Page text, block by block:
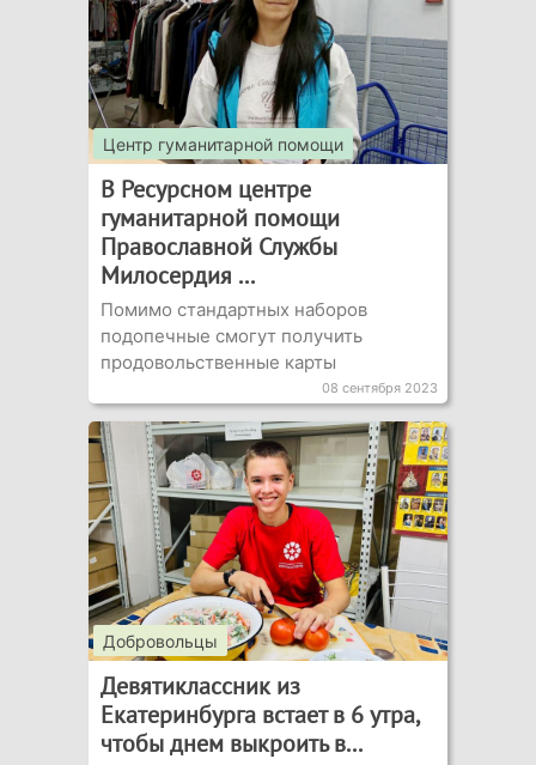
Центр гуманитарной помощи
В Ресурсном центре
гуманитарной помощи
Православной Службы
Милосердия ...
Помимо стандартных наборов
подопечные смогут получить
продовольственные карты
08 сентября 2023
Добровольцы
Девятиклассник из
Екатеринбурга встает в 6 утра,
чтобы днем выкроить в...